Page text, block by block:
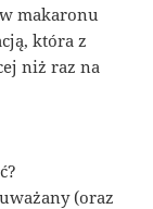
makaronu
która z
niż raz na
(oraz